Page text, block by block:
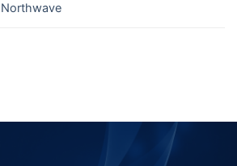
Northwave